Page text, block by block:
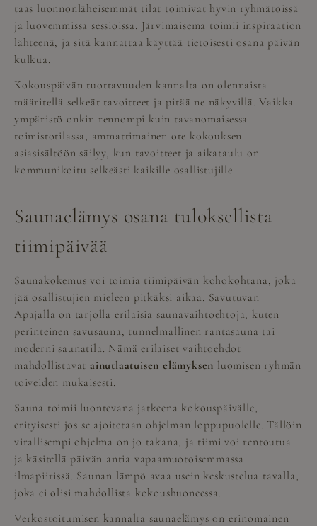
taas luonnonläheisemmät tilat toimivat hyvin ryhmätöissä
ja luovemmissa sessioissa. Järvimaisema toimii inspiraation
lähteenä, ja sitä kannattaa käyttää tietoisesti osana päivän
kulkua.
Kokouspäivän tuottavuuden kannalta on olennaista
määritellä selkeät tavoitteet ja pitää ne näkyvillä. Vaikka
ympäristö onkin rennompi kuin tavanomaisessa
toimistotilassa, ammattimainen ote kokouksen
asiasisältöön säilyy, kun tavoitteet ja aikataulu on
kommunikoitu selkeästi kaikille osallistujille.
Saunaelämys osana tuloksellista
tiimipäivää
Saunakokemus voi toimia tiimipäivän kohokohtana, joka
jää osallistujien mieleen pitkäksi aikaa. Savutuvan
Apajalla on tarjolla erilaisia saunavaihtoehtoja, kuten
perinteinen savusauna, tunnelmallinen rantasauna tai
moderni saunatila. Nämä erilaiset vaihtoehdot
mahdollistavatainutlaatuisen elämyksen luomisen ryhmän
toiveiden mukaisesti.
Sauna toimii luontevana jatkeena kokouspäivälle,
erityisesti jos se ajoitetaan ohjelman loppupuolelle. Tällöin
virallisempi ohjelma on jo takana, ja tiimi voi rentoutua
ja käsitellä päivän antia vapaamuotoisemmassa
ilmapiirissä. Saunan lämpö avaa usein keskustelua tavalla,
joka ei olisi mahdollista kokoushuoneessa.
Verkostoitumisen kannalta saunaelämys on erinomainen